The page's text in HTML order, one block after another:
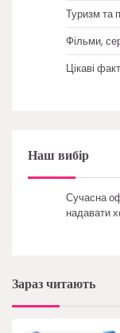
Туризм та
Фільми,
Цікаві
Наш вибір
Сучасна
надавати
Зараз читають